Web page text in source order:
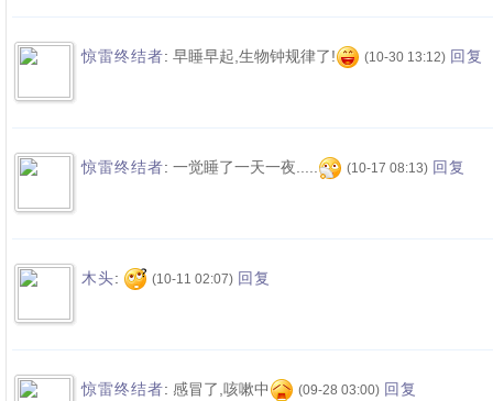
惊雷终结者: 早睡早起,生物钟规律了! (10-30 13:12) 回复
惊雷终结者: 一觉睡了一天一夜..... (10-17 08:13) 回复
木头: (10-11 02:07) 回复
惊雷终结者: 感冒了,咳嗽中 (09-28 03:00) 回复